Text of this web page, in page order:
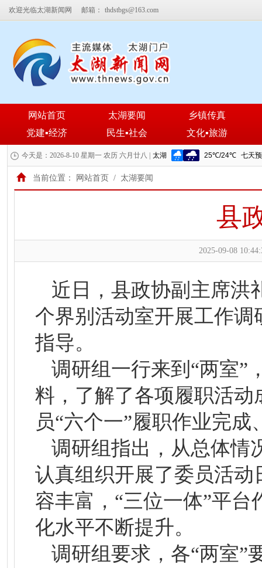
欢迎光临太湖新闻网 邮箱： thdstbgs@163.com
网站首页 太湖要闻
乡镇传真
党建▪经济
民生▪社会 文化▪旅游
今天是：2026-8-10 星期一 农历 六月廿八 |
当前位置： 网站首页 / 太湖要闻
县
2025-09-08
近日，县政协副主席洪
个界别活动室开展工作
指导。
调研组一行来到“两室”
料，了解了各项履职活动
员“六个一”履职作业完
调研组指出，从总体情
认真组织开展了委员活动
容丰富，“三位一体”平
化水平不断提升。
调研组要求，各“两室”